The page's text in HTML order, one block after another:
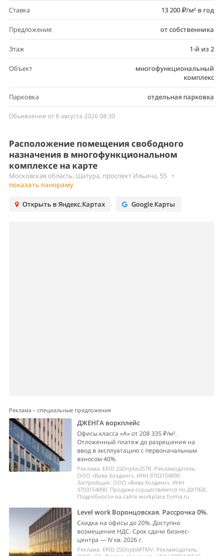
Ставка 13 200 /м² в год
Предложение от собственника
Этаж 1-й из 2
Объект
многофункциональный
комплекс
Парковка отдельная парковка
Объявление от 8 августа 2026 08:30
Расположение помещения свободного
назначения в многофункциональном
комплексе на карте
Московская область, Шатура, проспект Ильича, 55
•
показать панораму
Открыть в Яндекс.Картах Google Карты
Реклама – специальные предложения
ДЖЕНГА воркплейс
Офисы класса «А» от 208 335 ₽/м².
Отложенный платеж до разрешения на
ввод в эксплуатацию с первоначальным
взносом 40%.
Реклама. ERID 2SDnjdw257R. Рекламодатель:
ООО «Вива Холдинг», ИНН 9703154890.
Застройщик: ООО «Вива Холдинг», ИНН
9703154890. Продажа осуществляется по ДКПБВ.
Подробности на сайте workplace.forma.ru
Level work Воронцовская. Рассрочка 0%.
Скидка на офисы до 20%. Доступно
возмещение НДС. Срок сдачи бизнес-
центра — IV кв. 2026 г.
Реклама. ERID 2SDnjdsMTMV. Рекламодатель: